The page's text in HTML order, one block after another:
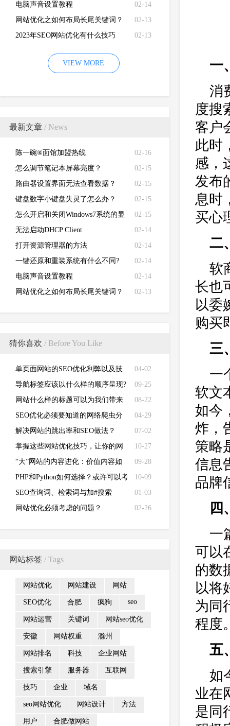
02-14
电脑声音设置教程
02-13
网站优化之如何布局长尾关键词？
02-13
2023年SEO网站优化有什么技巧
VIEW MORE
最新文章 / News
02-16
陈一碗®面馆加盟热线
02-15
怎么调节笔记本屏幕亮度？
02-15
路由器设置界面无法查看数据？
02-15
键盘数字小键盘失灵了怎么办？
02-15
怎么开启和关闭Windows7系统的显
卡硬件加速功能
02-14
无法启动DHCP Client
02-14
打开资源管理器的方法
02-14
一键还原和重装系统有什么不同?
02-14
电脑声音设置教程
02-13
网站优化之如何布局长尾关键词？
猜你喜欢 / Before You Like
04-02
单页面网站的SEO优化利弊以及技
巧
09-25
导航标签应该以什么样的顺序呈现?
08-22
网站什么样的标题可以为我们带来
精准用户？
04-29
SEO优化必须要知道的网络爬虫分
类
07-02
解决网站的跳出率和SEO做法？
10-27
掌握这些网站优化技巧，让你的网
站质量翻倍
09-28
“大”网站的内容进化：价值内容如
何展现
10-09
PHP和Python如何选择？或许可以考
虑这三个问题
01-03
SEO查询词、检索词与加#搜索
02-26
网站优化必须考虑的问题？
网站标签 / Tags
网站优化 网站建设 网站
SEO优化 合肥 疯狗 seo
网站运营 关键词 网站seo优化
安徽 网站权重 滁州
网站排名 科技 企业网站
搜索引擎 服务器 互联网
技巧 企业 域名
seo网站优化 网站设计 方法
用户 合肥做网站
一
消
度搜
客户
此时
感，
发布
息时
买心
二
软
长也
以委
购买
三
一
软文
如今
炸，
策略
信息
品牌
四
一
可以
的数
以将
为同
程度
五
如
业在
是同